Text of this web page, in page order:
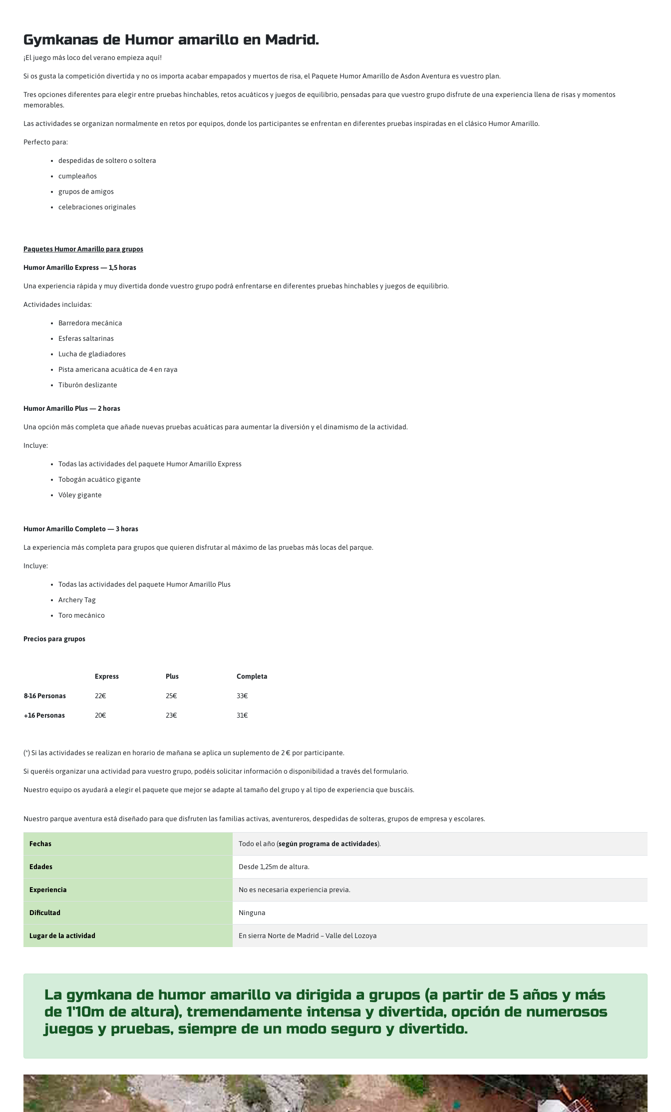
Gymkanas de Humor amarillo en Madrid.
¡El juego más loco del verano empieza aquí!
Si os gusta la competición divertida y no os importa acabar empapados y muertos de risa, el Paquete Humor Amarillo de Asdon Aventura es vuestro plan.
Tres opciones diferentes para elegir entre pruebas hinchables, retos acuáticos y juegos de equilibrio, pensadas para que vuestro grupo disfrute de una experiencia llena de risas y momentos
memorables.
Las actividades se organizan normalmente en retos por equipos, donde los participantes se enfrentan en diferentes pruebas inspiradas en el clásico Humor Amarillo.
Perfecto para:
despedidas de soltero o soltera
cumpleaños
grupos de amigos
celebraciones originales
Paquetes Humor Amarillo para grupos
Humor Amarillo Express — 1,5 horas
Una experiencia rápida y muy divertida donde vuestro grupo podrá enfrentarse en diferentes pruebas hinchables y juegos de equilibrio.
Actividades incluidas:
Barredora mecánica
Esferas saltarinas
Lucha de gladiadores
Pista americana acuática de 4 en raya
Tiburón deslizante
Humor Amarillo Plus — 2 horas
Una opción más completa que añade nuevas pruebas acuáticas para aumentar la diversión y el dinamismo de la actividad.
Incluye:
Todas las actividades del paquete Humor Amarillo Express
Tobogán acuático gigante
Vóley gigante
Humor Amarillo Completo — 3 horas
La experiencia más completa para grupos que quieren disfrutar al máximo de las pruebas más locas del parque.
Incluye:
Todas las actividades del paquete Humor Amarillo Plus
Archery Tag
Toro mecánico
Precios para grupos
Express Plus Completa
8-16 Personas 22€ 25€ 33€
+16 Personas 20€ 23€ 31€
(*) Si las actividades se realizan en horario de mañana se aplica un suplemento de 2 € por participante.
Si queréis organizar una actividad para vuestro grupo, podéis solicitar información o disponibilidad a través del formulario.
Nuestro equipo os ayudará a elegir el paquete que mejor se adapte al tamaño del grupo y al tipo de experiencia que buscáis.
Nuestro parque aventura está diseñado para que disfruten las familias activas, aventureros, despedidas de solteras, grupos de empresa y escolares.
Fechas Todo el año (según programa de actividades).
Edades Desde 1,25m de altura.
Experiencia No es necesaria experiencia previa.
Dificultad Ninguna
Lugar de la actividad En sierra Norte de Madrid – Valle del Lozoya
La gymkana de humor amarillo va dirigida a grupos (a partir de 5 años y más
de 1'10m de altura), tremendamente intensa y divertida, opción de numerosos
juegos y pruebas, siempre de un modo seguro y divertido.